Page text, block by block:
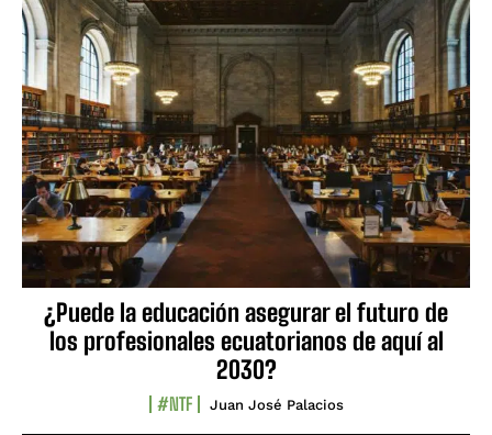
¿Puede la educación asegurar el futuro de
los profesionales ecuatorianos de aquí al
2030?
#NTF Juan José Palacios